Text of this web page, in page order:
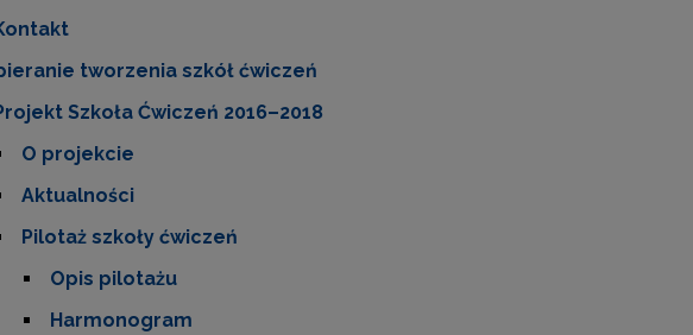
tworzenia szkół ćwiczeń
Szkoła Ćwiczeń 2016–2018
O projekcie
Aktualności
Pilotaż szkoły ćwiczeń
Opis pilotażu
Harmonogram